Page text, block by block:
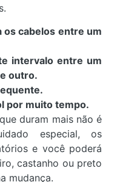
os cabelos entre um
intervalo entre um
outro.
por muito tempo.
duram mais não é
especial, os
e você poderá
castanho ou preto
mudança.